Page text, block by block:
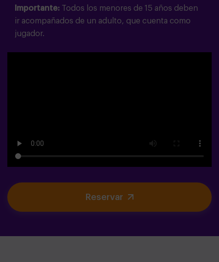
Importante:
Todos los menores de 15 años deben
ir acompañados de un adulto, que cuenta como
jugador.
Reservar